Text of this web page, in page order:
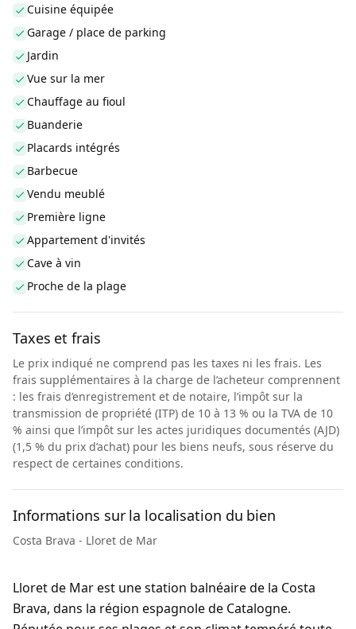
Cuisine équipée
Garage / place de parking
Jardin
Vue sur la mer
Chauffage au fioul
Buanderie
Placards intégrés
Barbecue
Vendu meublé
Première ligne
Appartement d'invités
Cave à vin
Proche de la plage
Taxes et frais
Le prix indiqué ne comprend pas les taxes ni les frais. Les
frais supplémentaires à la charge de l’acheteur comprennent
: les frais d’enregistrement et de notaire, l’impôt sur la
transmission de propriété (ITP) de 10 à 13 % ou la TVA de 10
% ainsi que l’impôt sur les actes juridiques documentés (AJD)
(1,5 % du prix d’achat) pour les biens neufs, sous réserve du
respect de certaines conditions.
Informations sur la localisation du bien
Costa Brava - Lloret de Mar
Lloret de Mar est une station balnéaire de la Costa
Brava, dans la région espagnole de Catalogne.